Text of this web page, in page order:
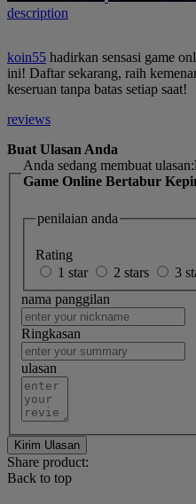
description
koin55 hadirkan sensasi game
ini! Daftar sekarang, raih
keseruan tanpa batas setiap saat!
reviews
Buat Ulasan Anda
Anda sedang membuat ulasan:
Game Online Bertabur
penilaian anda
Rating
1 star
2 stars 3
nama panggilan
Ringkasan
ulasan
Kirim Ulasan
Share product:
Back to top